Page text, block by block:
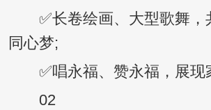
✅长卷绘画、大型歌舞，
同心梦;
✅唱永福、赞永福，展现
02